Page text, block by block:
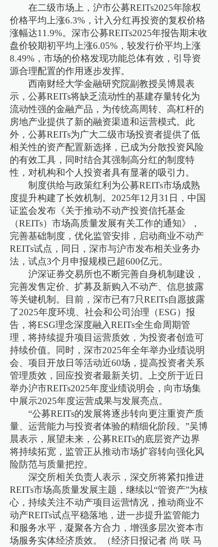
在二级市场上，沪市公募REITs2025年除权
价格平均上涨6.3%，计入分红再投资的复权价格
涨幅达11.9%。深市公募REITs2025年报告期末收
盘价较期初平均上涨6.05%，较发行价平均上涨
8.49%，市场的价格发现功能总体有效，引导资
源合理配置的作用逐步发挥。
西南财经大学金融研究院副教授吴博晨表
示，公募REITs将缺乏流动性的基建存量转化为
流动性强的金融产品，为传统高周转、高杠杆的
房地产业提供了新的融资渠道和运营模式。此
外，公募REITs为广大二级市场投资者提供了低
相关性的资产配置新选择，已成为分散投资风险
的有效工具，同时结合其强制高分红的制度特
性，对机构和个人投资者具有显著的吸引力。
制度供给与政策红利为公募REITs市场成熟
度提升构建了长效机制。2025年12月31日，中国
证监会发布《关于推动不动产投资信托基金
（REITs）市场高质量发展有关工作的通知》，
完善基础制度，优化监管安排，启动商业不动产
REITs试点，同日，深市与沪市发布相关业务办
法，试点3个月申报规模已超600亿元。
沪深证券交易所也不断完善自身机制建设，
完善发售定价、扩募及新购入不动产、信息披露
等关键机制。目前，深市已有7只REITs自愿披露
了2025年度环境、社会和公司治理（ESG）报
告，将ESG理念深度融入REITs全生命周期管
理，将持续提升项目运营质效，为投资者创造可
持续价值。同时，深市2025年全年举办业绩说明
会、项目开放日等活动近60场，提高投资者关系
管理质效，回应投资者最新关切。上交所于近日
举办沪市REITs2025年度业绩说明会，向市场集
中展示2025年度运营成果与发展亮点。
“公募REITs的发展将逐步转向更注重资产质
量、运营能力与投资者体验的精细化阶段。”吴博
晨表示，展望未来，公募REITs的底层资产边界
将持续拓宽，监管正从推动市场扩容转向强化风
险防范与质量把控。
深交所相关负责人表示，深交所将紧扣推进
REITs市场高质量发展主题，继续以“管资产”为核
心，持续关注不动产项目运营情况，推动商业不
动产REITs试点平稳落地，进一步提升监管能力
和服务水平，凝聚各方合力，增强多层次资本市
场服务实体经济质效。（经济日报记者 尚 咲 马